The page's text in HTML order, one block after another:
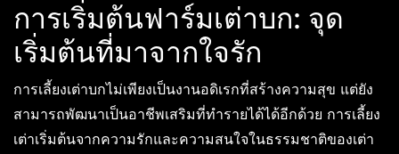
การเริ่มต้นฟาร์มเต่าบก: จุด
เริ่มต้นที่มาจากใจรัก
การเลี้ยงเต่าบกไม่เพียงเป็นงานอดิเรกที่สร้างความสุข แต่ยัง
สามารถพัฒนาเป็นอาชีพเสริมที่ทำรายได้ได้อีกด้วย การเลี้ยง
เต่าเริ่มต้นจากความรักและความสนใจในธรรมชาติของเต่า